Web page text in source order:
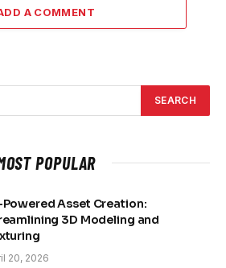
A COMMENT
POPULAR
Asset Creation:
3D Modeling and
20, 2026